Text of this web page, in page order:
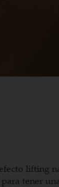
lifting
tener